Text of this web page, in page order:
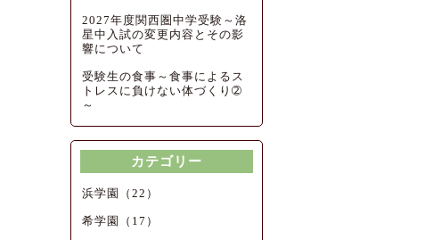
2027年度関西圏中学受験～洛
星中入試の変更内容とその影
響について
受験生の食事～食事によるス
トレスに負けない体づくり➁
～
カテゴリー
浜学園（22）
希学園（17）